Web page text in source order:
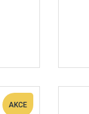
AKCE